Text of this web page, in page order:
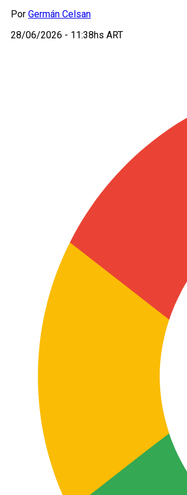
Por Germán Celsan
28/06/2026 - 11:38hs ART